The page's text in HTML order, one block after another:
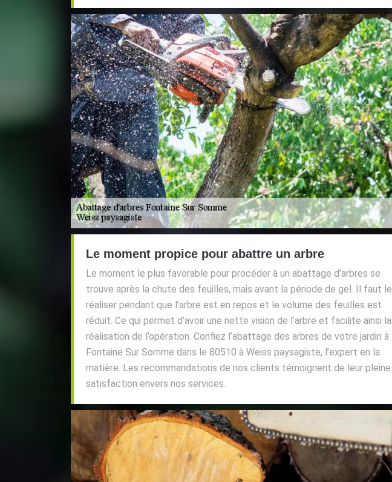
Le moment propice pour abattre un arbre
Le moment le plus favorable pour procéder à un abattage d’arbres se
trouve après la chute des feuilles, mais avant la période de gel. Il faut le
réaliser pendant que l’arbre est en repos et le volume des feuilles est
réduit. Ce qui permet d’avoir une nette vision de l’arbre et facilite ainsi la
réalisation de l’opération. Confiez l’abattage des arbres de votre jardin à
Fontaine Sur Somme dans le 80510 à Weiss paysagiste, l’expert en la
matière. Les recommandations de nos clients témoignent de leur pleine
satisfaction envers nos services.